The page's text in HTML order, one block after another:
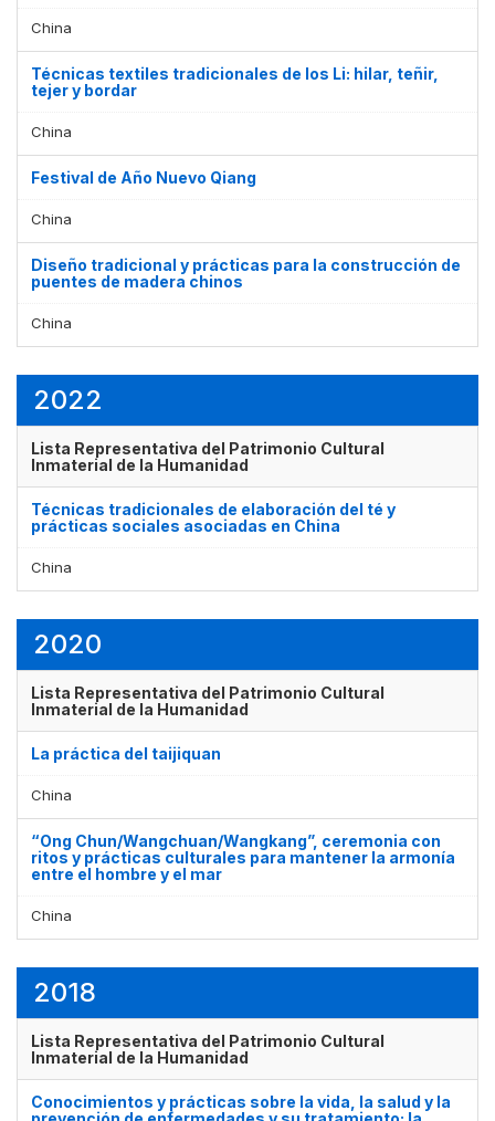
China
Técnicas textiles tradicionales de los Li: hilar, teñir,
tejer y bordar
China
Festival de Año Nuevo Qiang
China
Diseño tradicional y prácticas para la construcción de
puentes de madera chinos
China
2022
Lista Representativa del Patrimonio Cultural
Inmaterial de la Humanidad
Técnicas tradicionales de elaboración del té y
prácticas sociales asociadas en China
China
2020
Lista Representativa del Patrimonio Cultural
Inmaterial de la Humanidad
La práctica del taijiquan
China
“Ong Chun/Wangchuan/Wangkang”, ceremonia con
ritos y prácticas culturales para mantener la armonía
entre el hombre y el mar
China
2018
Lista Representativa del Patrimonio Cultural
Inmaterial de la Humanidad
Conocimientos y prácticas sobre la vida, la salud y la